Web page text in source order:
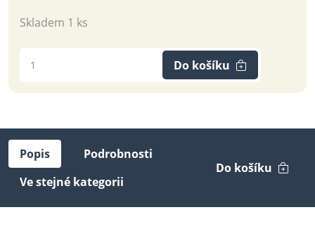
Skladem 1 ks
Do košíku
Popis
Podrobnosti
Ve stejné kategorii
Do košíku